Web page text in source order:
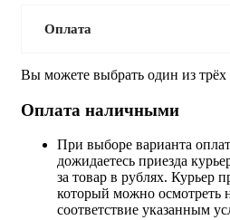
Оплата
Вы можете выбрать один из трёх
Оплата наличными
При выборе варианта
дожидаетесь приезда
за товар в рублях. Курьер
который можно осмотреть
соответствие указанным